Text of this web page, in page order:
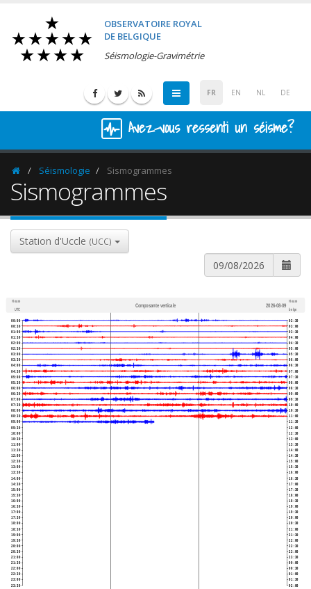
OBSERVATOIRE ROYAL
DE BELGIQUE
Séismologie-Gravimétrie
FR EN NL DE
Avez-vous ressenti un séisme?
HomepageSéismologie Sismogrammes
Sismogrammes
Station d'Uccle (UCC)
Heure
UTC
Composante verticale 2026-08-09
Heure
belge
00:00
00:30
01:00
01:30
02:00
02:30
03:00
03:30
04:00
04:30
05:00
05:30
06:00
06:30
07:00
07:30
08:00
08:30
09:00
09:30
10:00
10:30
11:00
11:30
12:00
12:30
13:00
13:30
14:00
14:30
15:00
15:30
16:00
16:30
17:00
17:30
18:00
18:30
19:00
19:30
20:00
20:30
21:00
21:30
22:00
22:30
23:00
23:30
02:30
03:00
03:30
04:00
04:30
05:00
05:30
06:00
06:30
07:00
07:30
08:00
08:30
09:00
09:30
10:00
10:30
11:00
11:30
12:00
12:30
13:00
13:30
14:00
14:30
15:00
15:30
16:00
16:30
17:00
17:30
18:00
18:30
19:00
19:30
20:00
20:30
21:00
21:30
22:00
22:30
23:00
23:30
00:00
00:30
01:00
01:30
02:00